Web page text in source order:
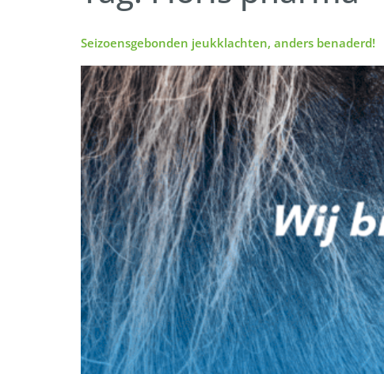
Seizoensgebonden jeukklachten, anders benaderd!